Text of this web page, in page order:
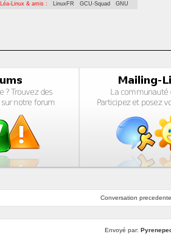
Léa-Linux & amis : LinuxFR GCU-Squad GNU
Conversation precedente
Envoyé par: